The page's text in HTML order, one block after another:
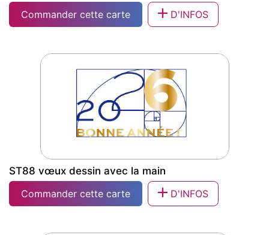
année
Commander cette carte
D'INFOS
ST88 vœux dessin avec la main
Commander cette carte
D'INFOS